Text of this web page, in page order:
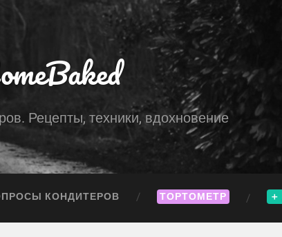
Рецепты, техники, вдохновение
КОНДИТЕРОВ ТОРТОМЕТР ＋